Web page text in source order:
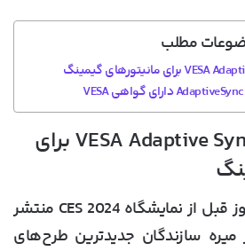
مطلب
گواهینامه VESA Adaptive Sync 1.1a برای
این اعلامیه تنها چند روز قبل از نمایشگاه CES 2024 منتشر
سازندگان جدیدترین طرح‌های